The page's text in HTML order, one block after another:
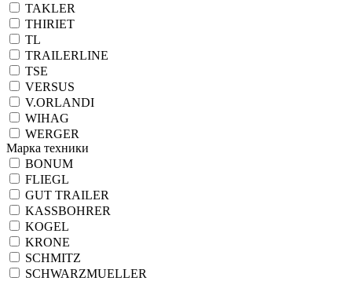
TAKLER
THIRIET
TL
TRAILERLINE
TSE
VERSUS
V.ORLANDI
WIHAG
WERGER
Марка техники
BONUM
FLIEGL
GUT TRAILER
KASSBOHRER
KOGEL
KRONE
SCHMITZ
SCHWARZMUELLER